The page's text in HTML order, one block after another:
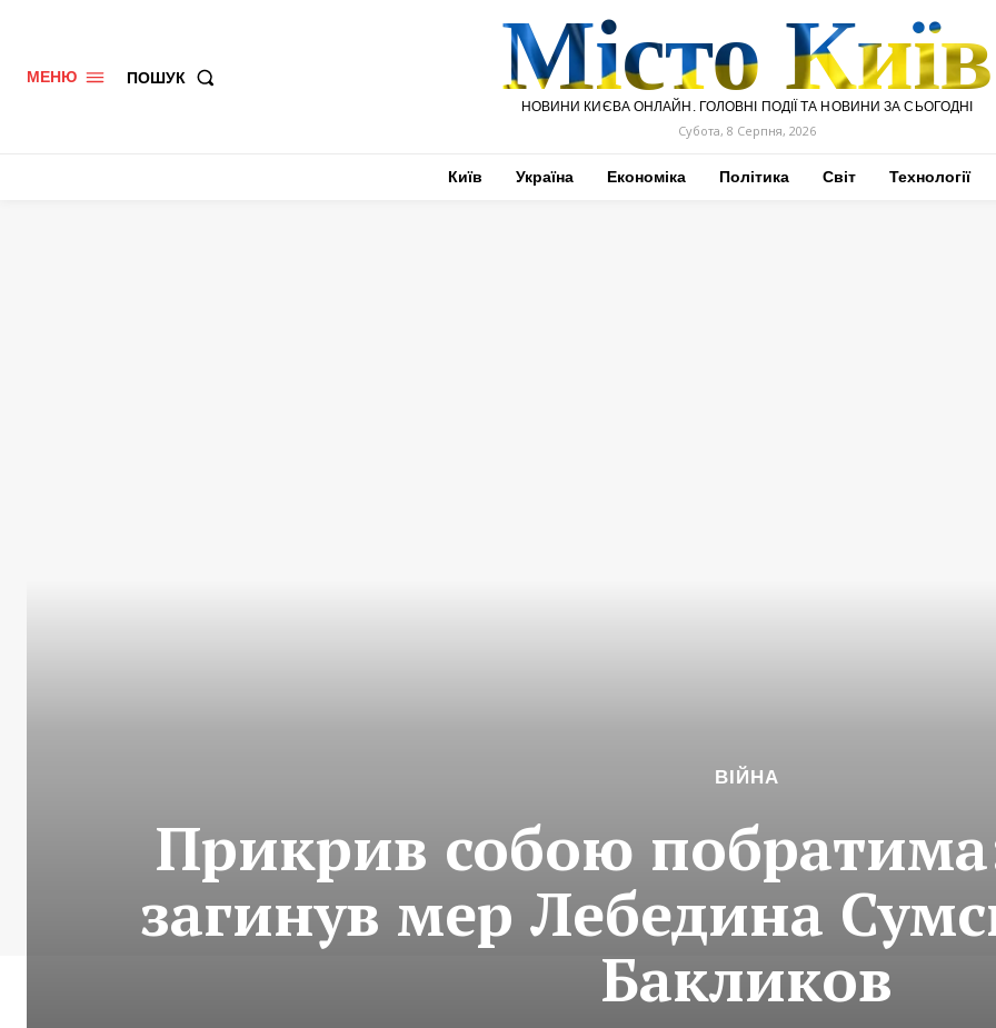
МЕНЮ ПОШУК Місто Київ
НОВИНИ КИЄВА ОНЛАЙН. ГОЛОВНІ ПОДІЇ ТА НОВИНИ ЗА СЬОГОДНІ
Субота, 8 Серпня, 2026
Київ Україна Економіка Політика Світ Технології
ВІЙНА
Прикрив собою
загинув мер Лебедина
Бакликов